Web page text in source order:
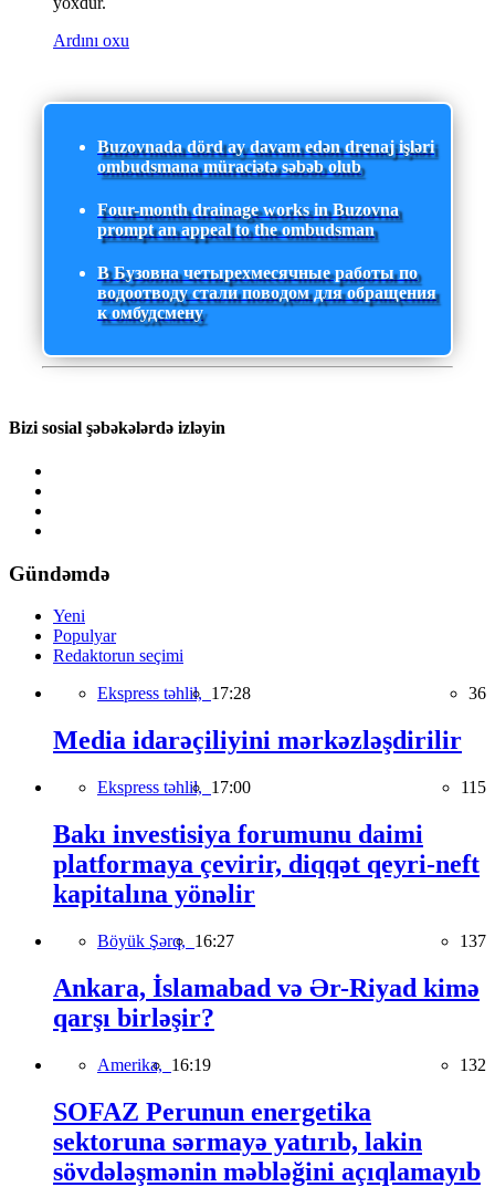
Ardını oxu
Buzovnada dörd ay davam edən drenaj işləri
ombudsmana müraciətə səbəb olub
Four-month drainage works in Buzovna
prompt an appeal to the ombudsman
В Бузовна четырехмесячные работы по
водоотводу стали поводом для обращения
к омбудсмену
Bizi sosial şəbəkələrdə izləyin
Gündəmdə
Yeni
Populyar
Redaktorun seçimi
Ekspress təhlil, 17:28 36
Media idarəçiliyini mərkəzləşdirilir
Ekspress təhlil, 17:00 115
Bakı investisiya forumunu daimi
platformaya çevirir, diqqət qeyri-neft
kapitalına yönəlir
Böyük Şərq, 16:27 137
Ankara, İslamabad və Ər-Riyad kimə
qarşı birləşir?
Amerika, 16:19 132
SOFAZ Perunun energetika
sektoruna sərmayə yatırıb, lakin
sövdələşmənin məbləğini açıqlamayıb